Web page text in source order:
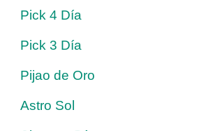
Pick 4 Día
Pick 3 Día
Pijao de Oro
Astro Sol